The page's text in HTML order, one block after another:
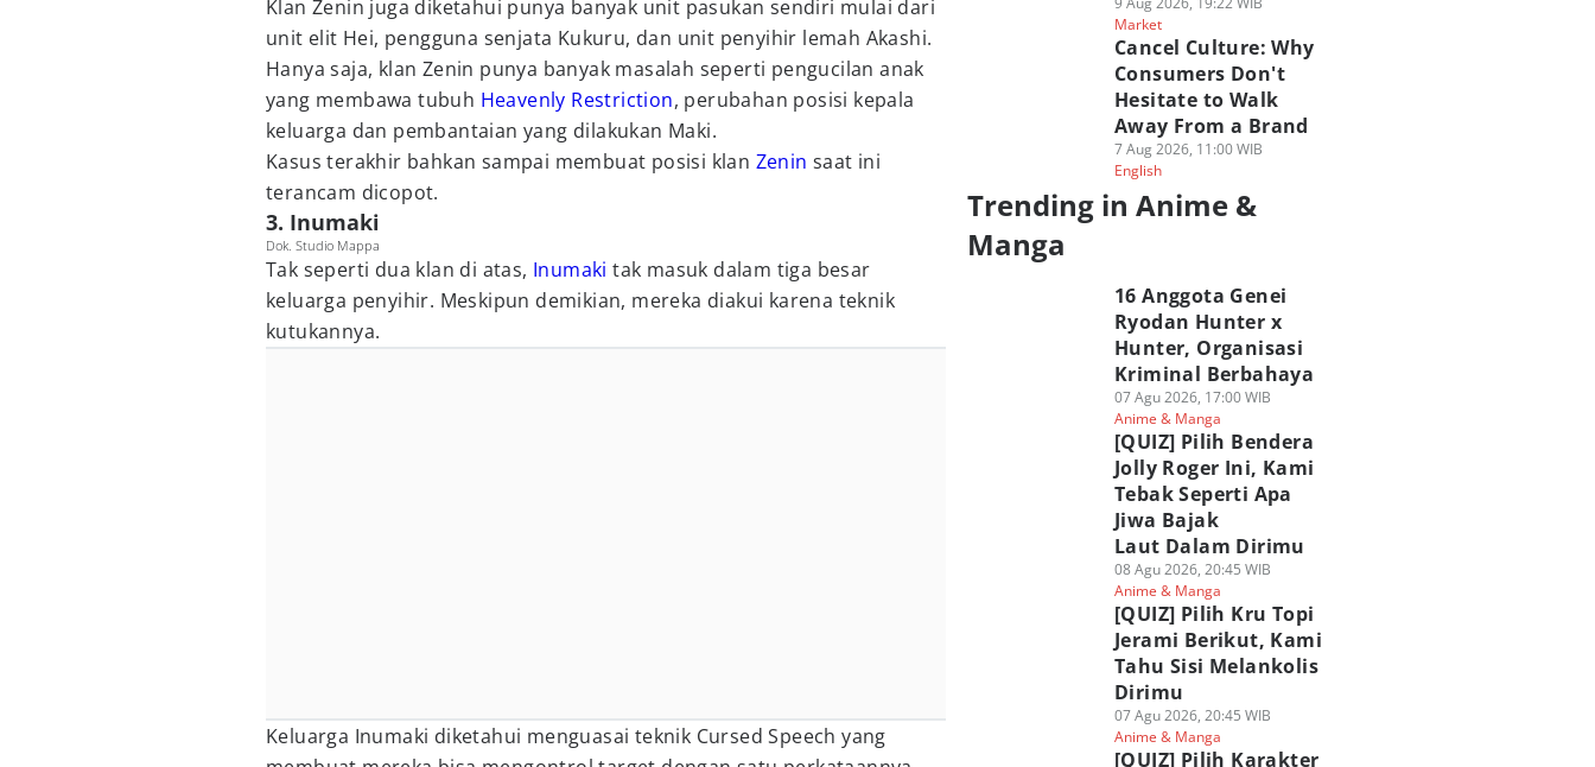
Klan Zenin juga diketahui punya banyak unit pasukan sendiri mulai dari
unit elit Hei, pengguna senjata Kukuru, dan unit penyihir lemah Akashi.
Hanya saja, klan Zenin punya banyak masalah seperti pengucilan anak
yang membawa tubuh Heavenly Restriction, perubahan posisi kepala
keluarga dan pembantaian yang dilakukan Maki.
Kasus terakhir bahkan sampai membuat posisi klan Zenin saat ini
terancam dicopot.
3. Inumaki
Dok. Studio Mappa
Tak seperti dua klan di atas, Inumaki tak masuk dalam tiga besar
keluarga penyihir. Meskipun demikian, mereka diakui karena teknik
kutukannya.
Keluarga Inumaki diketahui menguasai teknik Cursed Speech yang
Market
Cancel Culture: Why
Consumers Don't
Hesitate to Walk
Away From a Brand
7 Aug 2026, 11:00 WIB
English
Trending in Anime &
Manga
16 Anggota Genei
Ryodan Hunter x
Hunter, Organisasi
Kriminal Berbahaya
07 Agu 2026, 17:00 WIB
Anime & Manga
[QUIZ] Pilih Bendera
Jolly Roger Ini, Kami
Tebak Seperti Apa
Jiwa Bajak
Laut Dalam Dirimu
08 Agu 2026, 20:45 WIB
Anime & Manga
[QUIZ] Pilih Kru Topi
Jerami Berikut, Kami
Tahu Sisi Melankolis
Dirimu
07 Agu 2026, 20:45 WIB
Anime & Manga
[QUIZ] Pilih Karakter